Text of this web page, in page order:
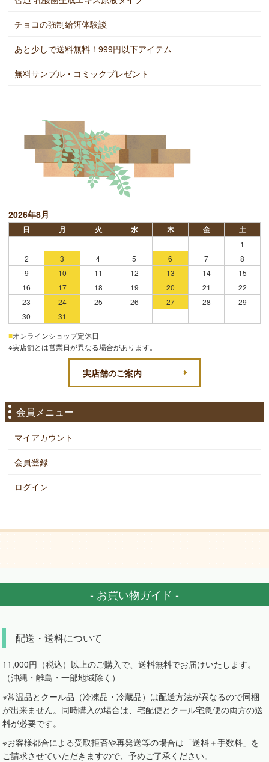
チョコの強制給餌体験談
あと少しで送料無料！999円以下アイテム
無料サンプル・コミックプレゼント
2026年8月
日 月 火 水 木 金 土
1
2
3 4 5 6 7
8
9
10 11 12 13 14
15
16
17 18 19 20 21
22
23
24 25 26 27 28
29
30
31
■オンラインショップ定休日
※実店舗とは営業日が異なる場合があります。
実店舗のご案内
会員メニュー
マイアカウント
会員登録
ログイン
- お買い物ガイド -
配送・送料について
11,000円（税込）以上のご購入で、送料無料でお届けいたします。
（沖縄・離島・一部地域除く）
※常温品とクール品（冷凍品・冷蔵品）は配送方法が異なるので同梱
が出来ません。同時購入の場合は、宅配便とクール宅急便の両方の送
料が必要です。
※お客様都合による受取拒否や再発送等の場合は「送料＋手数料」を
ご請求させていただきますので、予めご了承ください。